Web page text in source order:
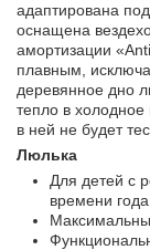
адаптирована
оснащена
амортизации
плавным,
деревянное дно
тепло в
в ней не будет
Люлька
Для детей с
времени года